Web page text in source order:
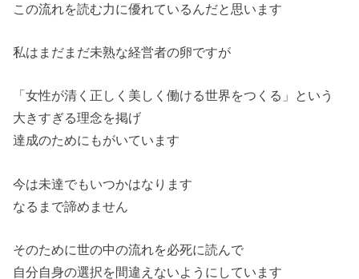
この流れを読む力に優れているんだと思います
私はまだまだ未熟な経営者の卵ですが
「女性が清く正しく美しく働ける世界をつくる」という
大きすぎる理念を掲げ
達成のためにもがいています
今は未達でもいつかはなります
なるまで諦めません
そのために世の中の流れを必死に読んで
自分自身の選択を間違えないようにしています